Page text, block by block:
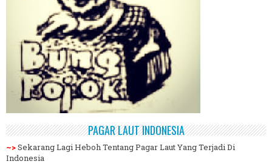
PAGAR LAUT INDONESIA
~>Sekarang Lagi Heboh Tentang Pagar Laut Yang Terjadi Di
Indonesia